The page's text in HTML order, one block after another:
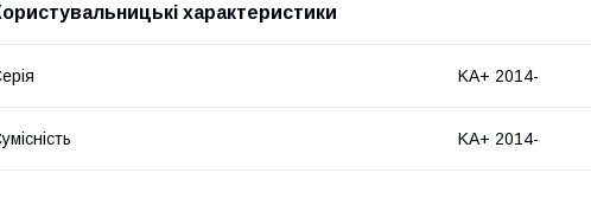
характеристики
KA+ 2014-
KA+ 2014-